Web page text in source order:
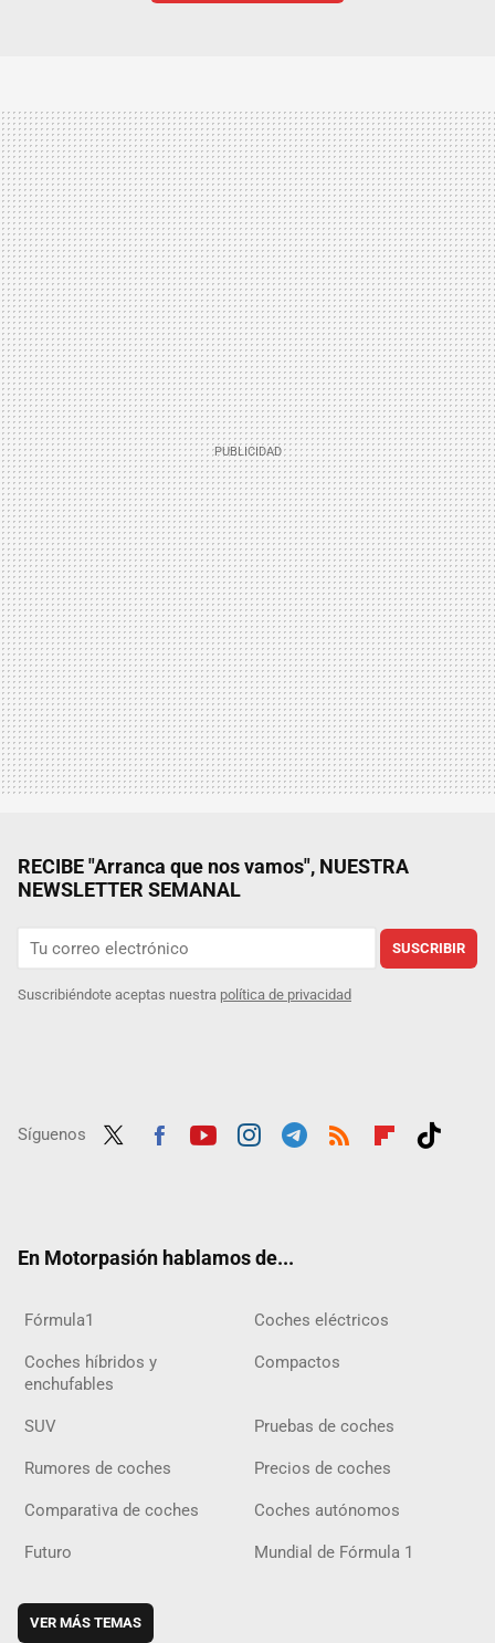
RECIBE "Arranca que nos vamos", NUESTRA
NEWSLETTER SEMANAL
SUSCRIBIR
Suscribiéndote aceptas nuestra política de privacidad
Síguenos
En Motorpasión hablamos de...
Fórmula1 Coches eléctricos
Coches híbridos y
enchufables
Compactos
SUV Pruebas de coches
Rumores de coches Precios de coches
Comparativa de coches Coches autónomos
Futuro Mundial de Fórmula 1
VER MÁS TEMAS